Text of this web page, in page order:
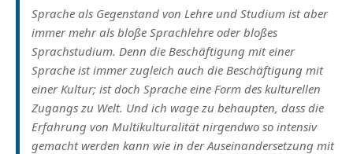
Sprache als Gegenstand von Lehre und Studium ist aber
immer mehr als bloße Sprachlehre oder bloßes
Sprachstudium. Denn die Beschäftigung mit einer
Sprache ist immer zugleich auch die Beschäftigung mit
einer Kultur; ist doch Sprache eine Form des kulturellen
Zugangs zu Welt. Und ich wage zu behaupten, dass die
Erfahrung von Multikulturalität nirgendwo so intensiv
gemacht werden kann wie in der Auseinandersetzung mit